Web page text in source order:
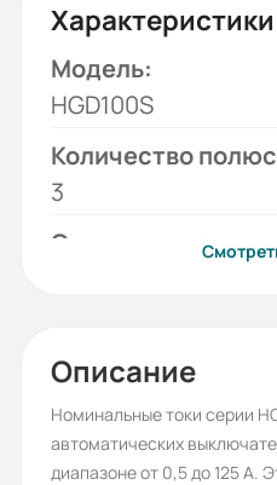
Характеристики
Модель:
HGD100S
Количество
3
Отключающая
АС
Времятоковая
D
Описание
Номинальные токи серии
автоматических
диапазоне от 0,5 до 125 A.